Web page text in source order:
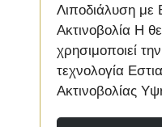
Λιποδιάλυση με
Ακτινοβολία Η
χρησιμοποιεί
τεχνολογία
Ακτινοβολίας